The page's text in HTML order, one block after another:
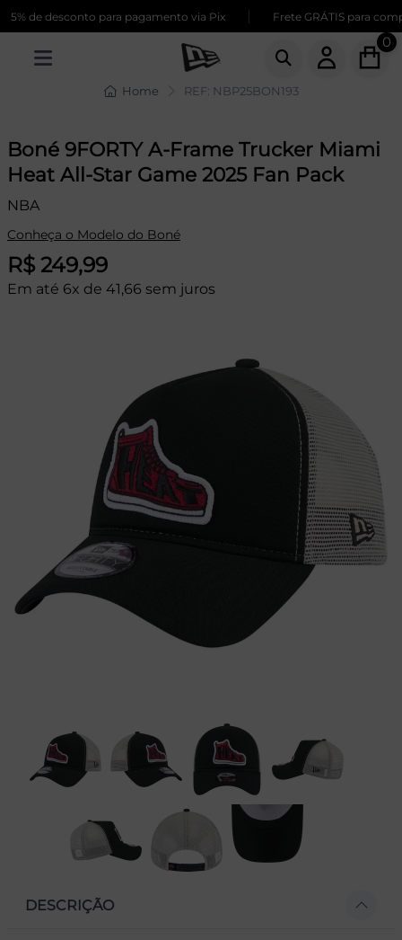
de desconto para pagamento via Pix Frete GRÁTIS para
0
Home REF: NBP25BON193
Boné 9FORTY A-Frame Trucker Miami
Heat All-Star Game 2025 Fan Pack
NBA
Conheça o Modelo do Boné
R$ 249,99
Em até 6x de 41,66 sem juros
DESCRIÇÃO